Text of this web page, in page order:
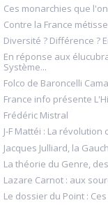
Ces monarchies que
Contre la France
Diversité ? Différence ?
En réponse aux
Système...
Folco de Baroncelli
France info présente
Frédéric Mistral
J-F Mattéi : La
Jacques Julliard, la
La théorie du Genre,
Lazare Carnot : aux
Le dossier du Point :